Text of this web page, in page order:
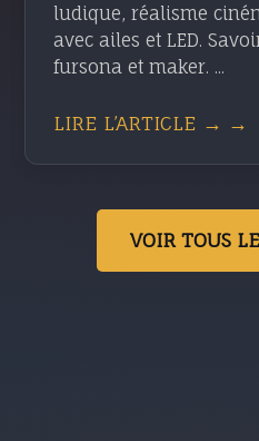
ludique, réalisme
avec ailes et LED.
fursona et maker. ...
LIRE L’ARTICLE → →
VOIR TOUS